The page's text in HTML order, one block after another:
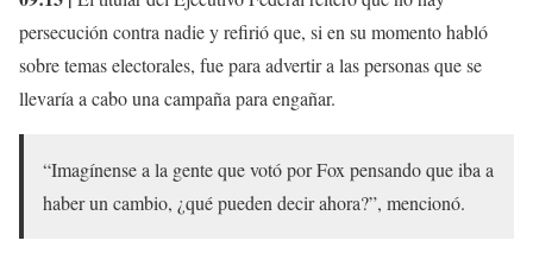
persecución contra nadie y refirió que, si en su momento habló
sobre temas electorales, fue para advertir a las personas que se
llevaría a cabo una campaña para engañar.
“Imagínense a la gente que votó por Fox pensando que iba a
haber un cambio, ¿qué pueden decir ahora?”, mencionó.